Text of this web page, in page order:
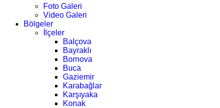
Foto Galeri
Video Galeri
Bölgeler
İlçeler
Balçova
Bayraklı
Bornova
Buca
Gaziemir
Karabağlar
Karşıyaka
Konak